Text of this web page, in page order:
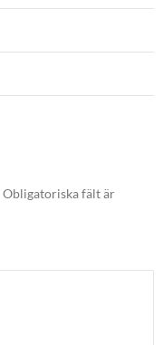
Obligatoriska fält är